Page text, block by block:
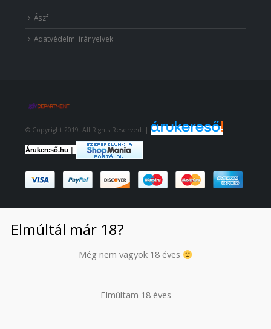
Ászf
Adatvédelmi irányelvek
© Copyright 2019. All Rights Reserved. |
Árukereső.hu |
Elmúltál már 18?
Még nem vagyok 18 éves
Elmúltam 18 éves